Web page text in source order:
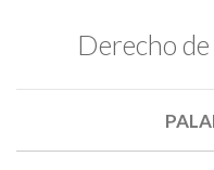
Derecho